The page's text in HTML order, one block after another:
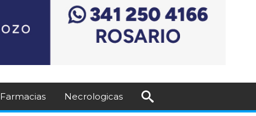
Farmacias Necrologicas